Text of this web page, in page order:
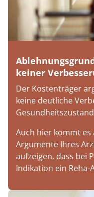
keiner
Der Kostenträger
keine deutliche
Auch hier kommt
Argumente Ihres
aufzeigen, dass bei
Indikation ein